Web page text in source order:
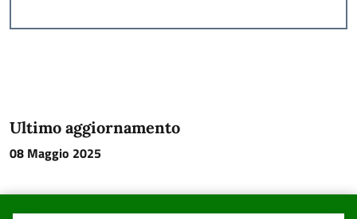
Ultimo aggiornamento
08 Maggio 2025